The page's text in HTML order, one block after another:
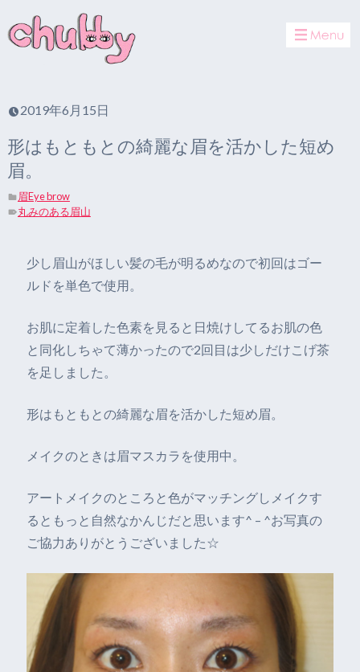
2019年6月15日
形はもともとの綺麗な眉を活かした短め
眉。
眉Eye brow
丸みのある眉山
少し眉山がほしい髪の毛が明るめなので初回はゴー
ルドを単色で使用。
お肌に定着した色素を見ると日焼けしてるお肌の色
と同化しちゃて薄かったので2回目は少しだけこげ茶
を足しました。
形はもともとの綺麗な眉を活かした短め眉。
メイクのときは眉マスカラを使用中。
アートメイクのところと色がマッチングしメイクす
るともっと自然なかんじだと思います^ – ^お写真の
ご協力ありがとうございました☆